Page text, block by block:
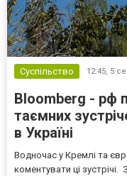
Суспільство 12:45, 5
Bloomberg - рф
таємних
в Україні
Водночас у Кремлі та
коментувати ці